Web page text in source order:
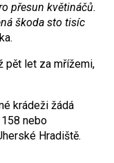
přesun květináčů.
škoda sto tisíc
pět let za mřížemi,
krádeži žádá
nebo
Hradiště.